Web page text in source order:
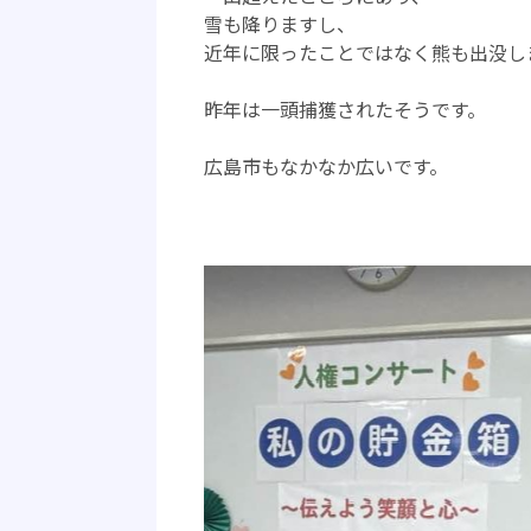
雪も降りますし、
近年に限ったことではなく熊も出没し
昨年は一頭捕獲されたそうです。
広島市もなかなか広いです。